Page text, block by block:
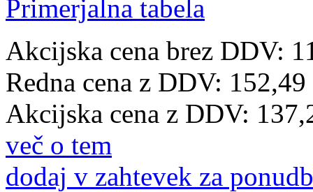
Primerjalna tabela
Akcijska cena brez DDV:
Redna cena z DDV: 152,49
Akcijska cena z DDV:
več o tem
dodaj v zahtevek za